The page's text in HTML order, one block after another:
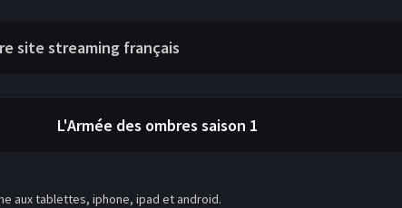
site streaming français
L'Armée des ombres saison 1
aux tablettes, iphone, ipad et android.